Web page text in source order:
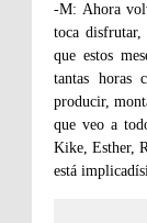
-M: Ahora
toca disfrutar,
que estos
tantas horas
producir,
que veo a
Kike, Esther,
está